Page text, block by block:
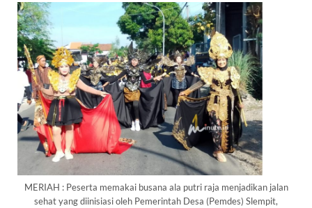
MERIAH : Peserta memakai busana ala putri raja menjadikan jalan
sehat yang diinisiasi oleh Pemerintah Desa (Pemdes) Slempit,